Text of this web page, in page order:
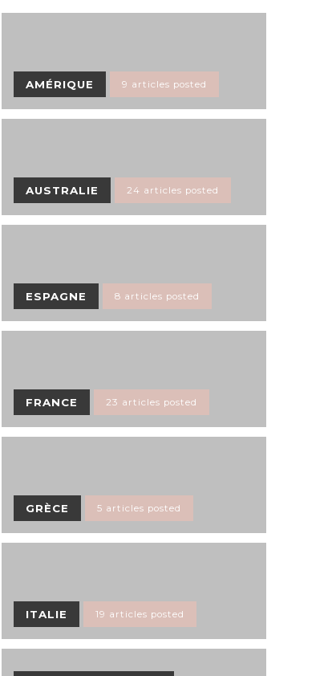
AMÉRIQUE 9 articles posted
AUSTRALIE 24 articles posted
ESPAGNE 8 articles posted
FRANCE 23 articles posted
GRÈCE 5 articles posted
ITALIE 19 articles posted